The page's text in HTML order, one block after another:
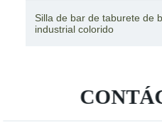
Silla de bar de taburete de
industrial colorido